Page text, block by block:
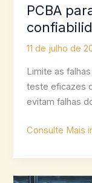
PCBA
11 de julho de
Limite as
teste eficazes
evitam falhas
7
métodos
de
Consulte Mais